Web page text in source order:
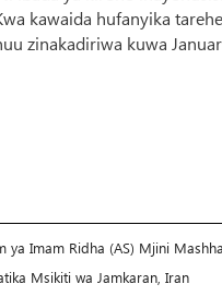
kawaida hufanyika
zinakadiriwa kuwa
ya Imam Ridha (AS) Mjini
Msikiti wa Jamkaran, Iran